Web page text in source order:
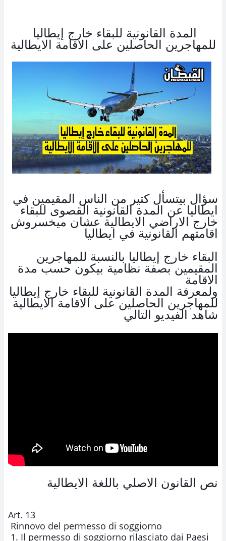
للمهاجرين الحاصلين على الاقامة الايطالية
ايطاليا عن المدة القانونية القصوى للبقاء
اقامتهم القانونية في ايطاليا
شاهد الفيديو التالي
نص القانون الاصلي باللغة الايطالية
Art. 13